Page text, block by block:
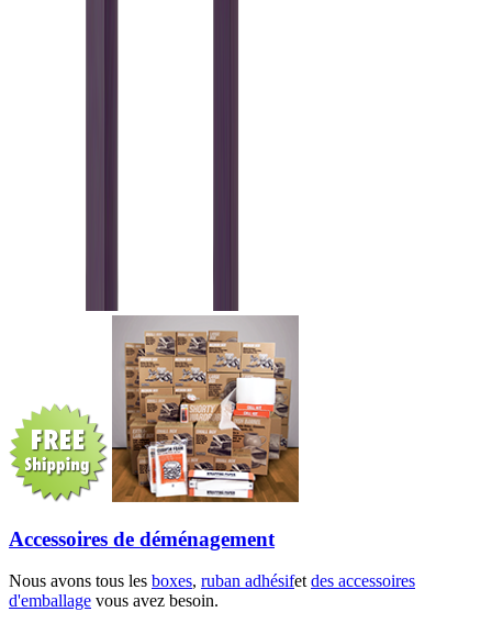
Accessoires de déménagement
Nous avons tous les boxes, ruban adhésifetdes accessoires
d'emballage vous avez besoin.